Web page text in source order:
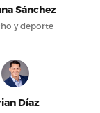
Sánchez
y deporte
Díaz